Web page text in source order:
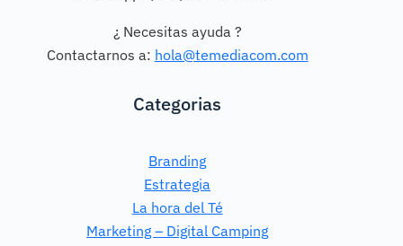
¿ Necesitas ayuda ?
Contactarnos a: hola@temediacom.com
Categorias
Branding
Estrategia
La hora del Té
Marketing – Digital Camping